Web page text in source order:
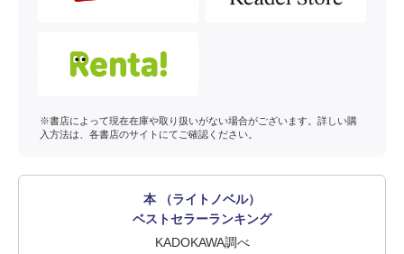
※書店によって現在在庫や取り扱いがない場合がございます。詳しい購
入方法は、各書店のサイトにてご確認ください。
本 （ライトノベル）
ベストセラーランキング
KADOKAWA調べ